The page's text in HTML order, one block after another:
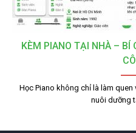
KÈM PIANO TẠI NHÀ – BÍ
Học Piano không chỉ là làm
nuôi dưỡng